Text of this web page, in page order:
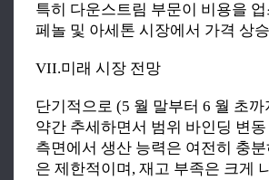
특히 다운스트림 부문이 비용을
페놀 및 아세톤 시장에서 가격 상
VII.미래 시장 전망
단기적으로 (5 월 말부터 6 월 초
약간 추세하면서 범위 바인딩 변
측면에서 생산 능력은 여전히 충
은 제한적이며, 재고 부족은 크게